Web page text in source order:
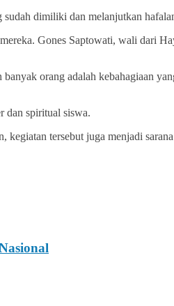
dimiliki dan melanjutkan
Gones Saptowati, wali dari
orang adalah kebahagiaan
dan spiritual siswa.
tersebut juga menjadi